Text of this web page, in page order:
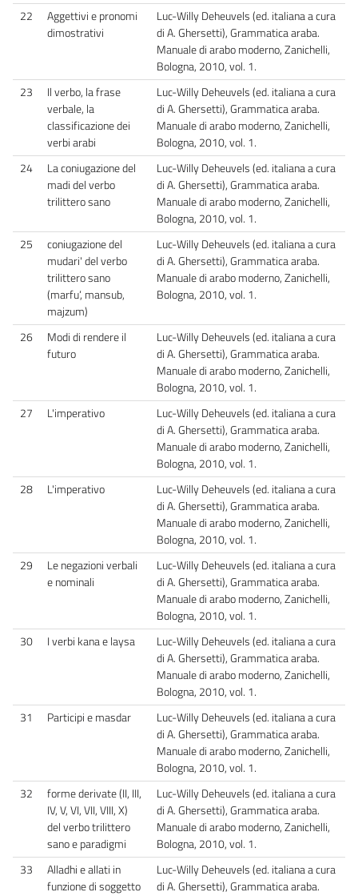
22
Aggettivi e pronomi
dimostrativi
Luc-Willy Deheuvels (ed. italiana a cura
di A. Ghersetti), Grammatica araba.
Manuale di arabo moderno, Zanichelli,
Bologna, 2010, vol. 1.
23
Il verbo, la frase
verbale, la
classificazione dei
verbi arabi
Luc-Willy Deheuvels (ed. italiana a cura
di A. Ghersetti), Grammatica araba.
Manuale di arabo moderno, Zanichelli,
Bologna, 2010, vol. 1.
24
La coniugazione del
madi del verbo
trilittero sano
Luc-Willy Deheuvels (ed. italiana a cura
di A. Ghersetti), Grammatica araba.
Manuale di arabo moderno, Zanichelli,
Bologna, 2010, vol. 1.
25
coniugazione del
mudari' del verbo
trilittero sano
(marfu‘, mansub,
majzum)
Luc-Willy Deheuvels (ed. italiana a cura
di A. Ghersetti), Grammatica araba.
Manuale di arabo moderno, Zanichelli,
Bologna, 2010, vol. 1.
26
Modi di rendere il
futuro
Luc-Willy Deheuvels (ed. italiana a cura
di A. Ghersetti), Grammatica araba.
Manuale di arabo moderno, Zanichelli,
Bologna, 2010, vol. 1.
27
L'imperativo
Luc-Willy Deheuvels (ed. italiana a cura
di A. Ghersetti), Grammatica araba.
Manuale di arabo moderno, Zanichelli,
Bologna, 2010, vol. 1.
28
L'imperativo
Luc-Willy Deheuvels (ed. italiana a cura
di A. Ghersetti), Grammatica araba.
Manuale di arabo moderno, Zanichelli,
Bologna, 2010, vol. 1.
29
Le negazioni verbali
e nominali
Luc-Willy Deheuvels (ed. italiana a cura
di A. Ghersetti), Grammatica araba.
Manuale di arabo moderno, Zanichelli,
Bologna, 2010, vol. 1.
30
I verbi kana e laysa
Luc-Willy Deheuvels (ed. italiana a cura
di A. Ghersetti), Grammatica araba.
Manuale di arabo moderno, Zanichelli,
Bologna, 2010, vol. 1.
31
Participi e masdar
Luc-Willy Deheuvels (ed. italiana a cura
di A. Ghersetti), Grammatica araba.
Manuale di arabo moderno, Zanichelli,
Bologna, 2010, vol. 1.
32
forme derivate (II, III,
IV, V, VI, VII, VIII, X)
del verbo trilittero
sano e paradigmi
Luc-Willy Deheuvels (ed. italiana a cura
di A. Ghersetti), Grammatica araba.
Manuale di arabo moderno, Zanichelli,
Bologna, 2010, vol. 1.
33
Alladhi e allati in
funzione di soggetto
Luc-Willy Deheuvels (ed. italiana a cura
di A. Ghersetti), Grammatica araba.